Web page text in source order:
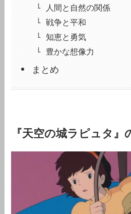
人間と自然の関係
戦争と平和
知恵と勇気
豊かな想像力
まとめ
『天空の城ラピュタ』